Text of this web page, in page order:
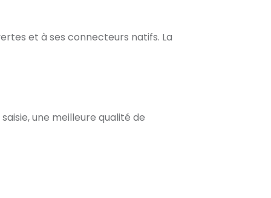
et à ses connecteurs natifs. La
une meilleure qualité de